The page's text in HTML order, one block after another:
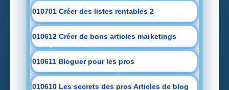
010701 Créer des listes rentables 2
010612 Créer de bons articles marketings
010611 Bloguer pour les pros
010610 Les secrets des pros Articles de blog